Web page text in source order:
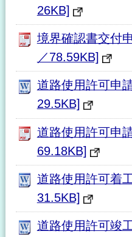
26KB]
境界確認書交付
／78.59KB]
道路使用許可申
29.5KB]
道路使用許可申
69.18KB]
道路使用許可着
31.5KB]
道路使用許可竣